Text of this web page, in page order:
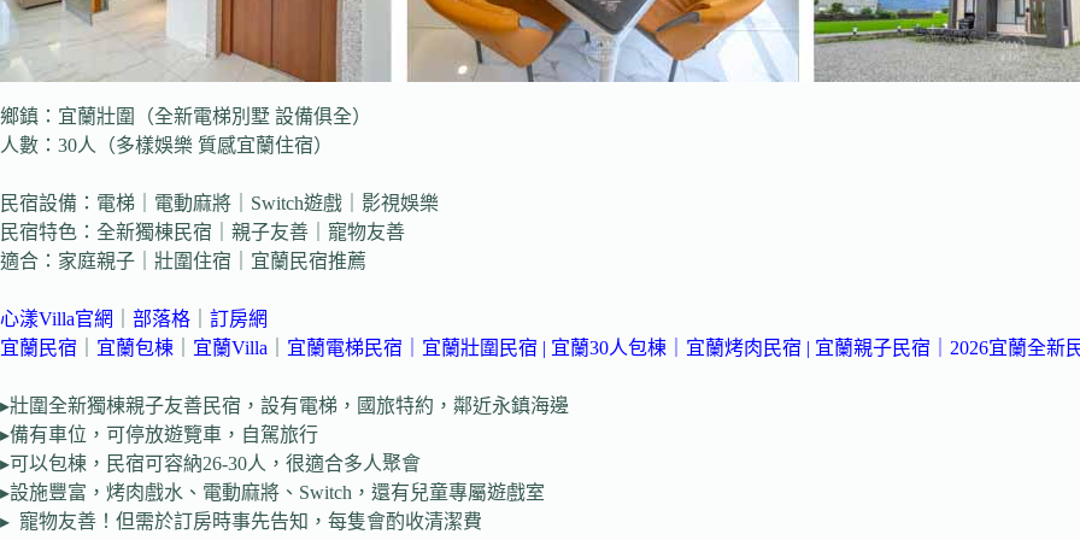
鄉鎮：宜蘭壯圍（全新電梯別墅 設備俱全）
人數：30人（多樣娛樂 質感宜蘭住宿）
民宿設備：電梯｜電動麻將｜Switch遊戲｜影視娛樂
民宿特色：全新獨棟民宿｜親子友善｜寵物友善
適合：家庭親子｜壯圍住宿｜宜蘭民宿推薦
心漾Villa官網 部落格
訂房網
宜蘭民宿
宜蘭包棟 宜蘭Villa 宜蘭電梯民宿｜ 宜蘭壯圍民宿 | 宜蘭30人包棟 ｜宜蘭烤肉民宿 | 宜蘭親子民宿 ｜2026宜蘭全新
▸壯圍全新獨棟親子友善民宿，設有電梯，國旅特約，鄰近永鎮海邊
▸備有車位，可停放遊覽車，自駕旅行
▸可以包棟，民宿可容納26-30人，很適合多人聚會
▸設施豐富，烤肉戲水、電動麻將、Switch，還有兒童專屬遊戲室
▸ 寵物友善！但需於訂房時事先告知，每隻會酌收清潔費